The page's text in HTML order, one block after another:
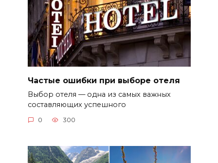
Частые ошибки при выборе отеля
Выбор отеля — одна из самых важных
составляющих успешного
0 300